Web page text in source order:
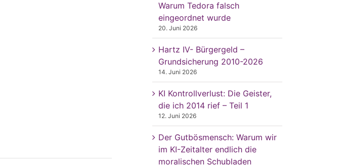
Warum Tedora falsch
eingeordnet wurde
20. Juni 2026
Hartz IV- Bürgergeld –
Grundsicherung 2010-2026
14. Juni 2026
KI Kontrollverlust: Die Geister,
die ich 2014 rief – Teil 1
12. Juni 2026
Der Gutbösmensch: Warum wir
im KI-Zeitalter endlich die
moralischen Schubladen